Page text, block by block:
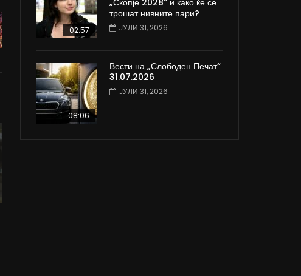
02:57
„Скопје 2028“ и како ќе се
трошат нивните пари?
ЈУЛИ 31, 2026
08:06
Вести на „Слободен Печат“
31.07.2026
ЈУЛИ 31, 2026